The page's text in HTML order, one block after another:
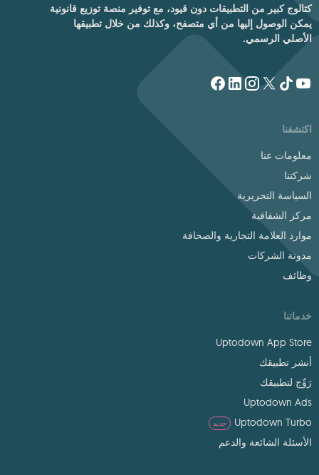
كتالوج كبير من التطبيقات دون قيود، مع توفير منصة توزيع قانونية
يمكن الوصول إليها من أي متصفح، وكذلك من خلال تطبيقها
الأصلي الرسمي.
اكتشفنا
معلومات عنا
شركتنا
السياسة التحريرية
مركز الشفافية
موارد العلامة التجارية والصحافة
مدونة الشركات
وظائف
خدماتنا
Uptodown App Store
أنشر تطبيقك
رَوِّج لتطبيقك
Uptodown Ads
Uptodown Turbo
جديد
الأسئلة الشائعة والدعم